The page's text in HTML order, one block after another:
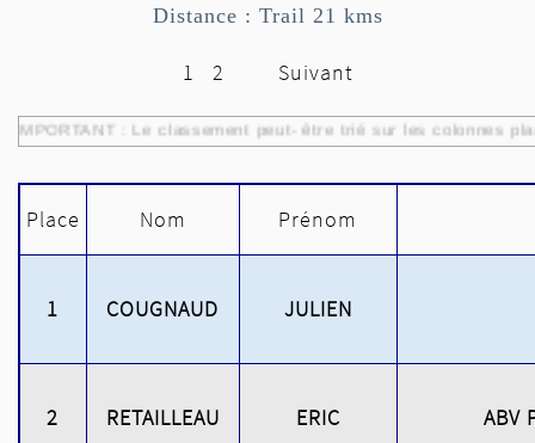
Distance : Trail 21 kms
1 2 Suivant
IMPORTANT : Le classement peut- être trié sur les colonnes
Place Nom Prénom
1 COUGNAUD JULIEN
2 RETAILLEAU ERIC ABV